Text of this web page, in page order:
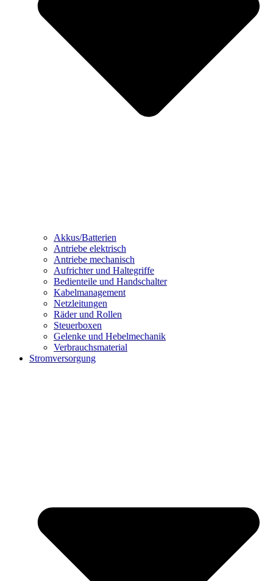
Akkus/Batterien
Antriebe elektrisch
Antriebe mechanisch
Aufrichter und Haltegriffe
Bedienteile und Handschalter
Kabelmanagement
Netzleitungen
Räder und Rollen
Steuerboxen
Gelenke und Hebelmechanik
Verbrauchsmaterial
Stromversorgung